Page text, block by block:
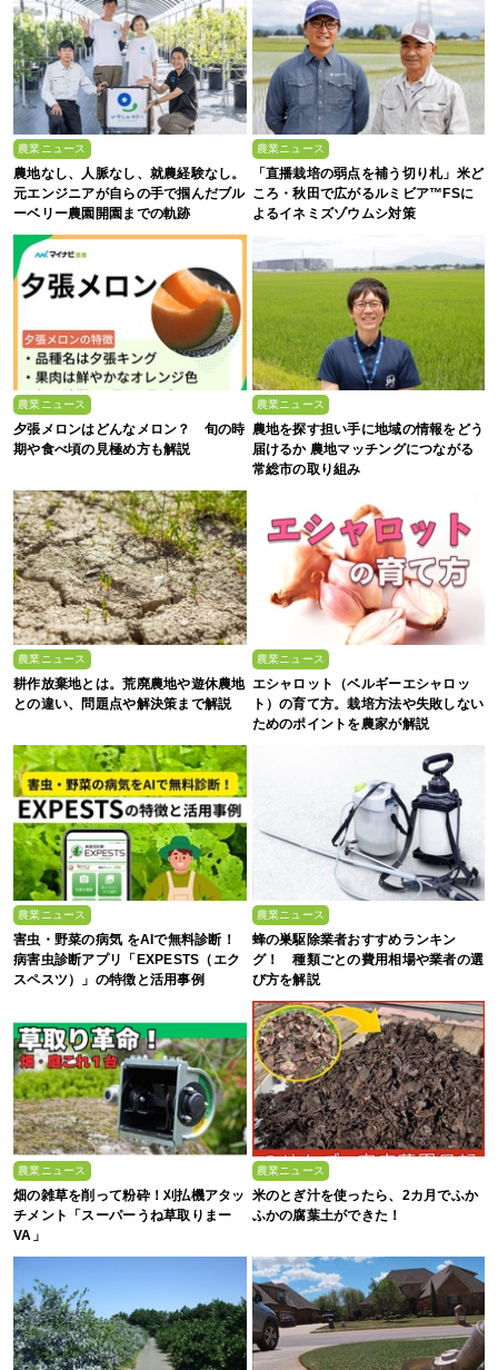
農業ニュース
農地なし、人脈なし、就農経験なし。
元エンジニアが自らの手で掴んだブル
ーベリー農園開園までの軌跡
農業ニュース
「直播栽培の弱点を補う切り札」米ど
ころ・秋田で広がるルミビア™FSに
よるイネミズゾウムシ対策
農業ニュース
夕張メロンはどんなメロン？ 旬の時
期や食べ頃の見極め方も解説
農業ニュース
農地を探す担い手に地域の情報をどう
届けるか 農地マッチングにつながる
常総市の取り組み
農業ニュース
耕作放棄地とは。荒廃農地や遊休農地
との違い、問題点や解決策まで解説
農業ニュース
エシャロット（ベルギーエシャロッ
ト）の育て方。栽培方法や失敗しない
ためのポイントを農家が解説
農業ニュース
害虫・野菜の病気 をAIで無料診断！
病害虫診断アプリ「EXPESTS（エク
スペスツ）」の特徴と活用事例
農業ニュース
蜂の巣駆除業者おすすめランキン
グ！ 種類ごとの費用相場や業者の選
び方を解説
農業ニュース
畑の雑草を削って粉砕！刈払機アタッ
チメント「スーパーうね草取りまー
VA」
農業ニュース
米のとぎ汁を使ったら、2カ月でふか
ふかの腐葉土ができた！